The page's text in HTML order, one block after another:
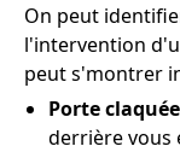
On peut
l'intervention
peut s'montrer
Porte claquée
derrière vous